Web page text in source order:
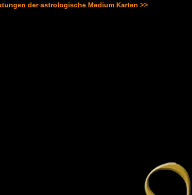
der astrologische Medium Karten >>